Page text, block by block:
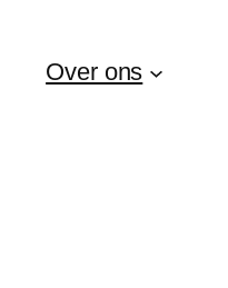
Over ons